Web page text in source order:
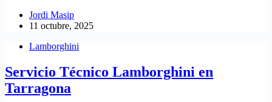
Jordi Masip
11 octubre, 2025
Lamborghini
Servicio Técnico Lamborghini en
Tarragona